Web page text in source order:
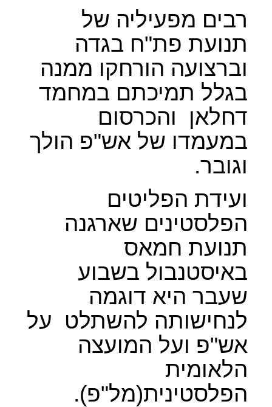
רבים מפעיליה של
תנועת פת"ח בגדה
וברצועה הורחקו ממנה
בגלל תמיכתם במחמד
דחלאן
והכרסום
במעמדו של אש"פ הולך
וגובר.
ועידת הפליטים
הפלסטינים שארגנה
תנועת חמאס
באיסטנבול בשבוע
שעבר היא דוגמה
לנחישותה להשתלט על
אש"פ ועל המועצה
הלאומית
הפלסטינית(מל"פ).